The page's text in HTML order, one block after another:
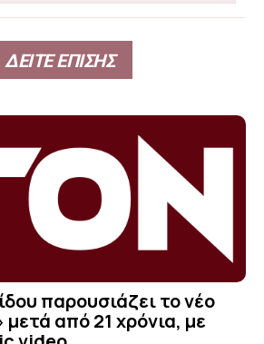
ΔΕΙΤΕ ΕΠΙΣΗΣ
παρουσιάζει το νέο
μετά από 21 χρόνια, με